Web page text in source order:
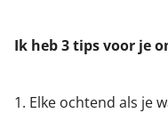
Ik heb 3 tips voor je
1. Elke ochtend als je